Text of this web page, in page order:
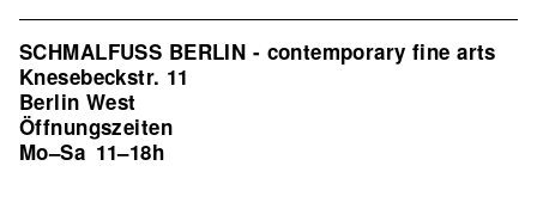
SCHMALFUSS BERLIN - contemporary fine arts
Knesebeckstr. 11
Berlin West
Öffnungszeiten
Mo–Sa 11–18h